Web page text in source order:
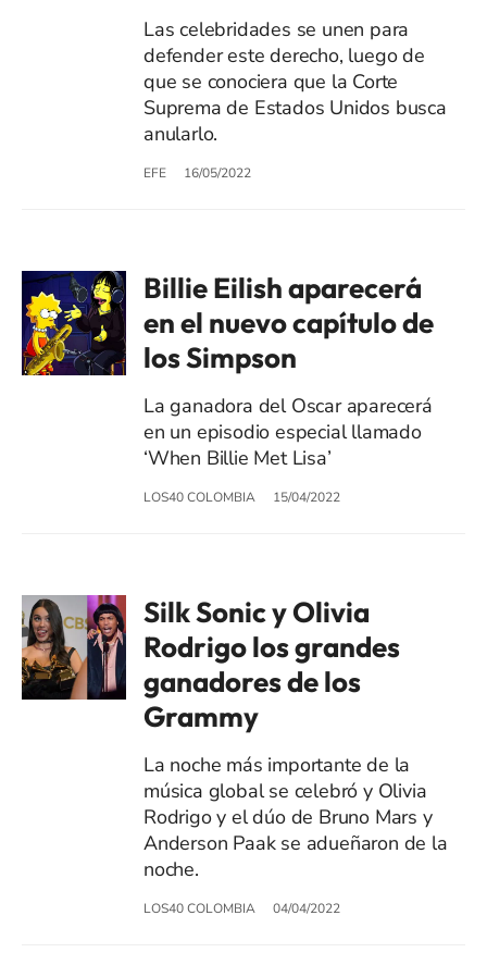
Las celebridades se unen para
defender este derecho, luego de
que se conociera que la Corte
Suprema de Estados Unidos busca
anularlo.
EFE 16/05/2022
Billie Eilish aparecerá
en el nuevo capítulo de
los Simpson
La ganadora del Oscar aparecerá
en un episodio especial llamado
‘When Billie Met Lisa’
LOS40 COLOMBIA 15/04/2022
Silk Sonic y Olivia
Rodrigo los grandes
ganadores de los
Grammy
La noche más importante de la
música global se celebró y Olivia
Rodrigo y el dúo de Bruno Mars y
Anderson Paak se adueñaron de la
noche.
LOS40 COLOMBIA 04/04/2022